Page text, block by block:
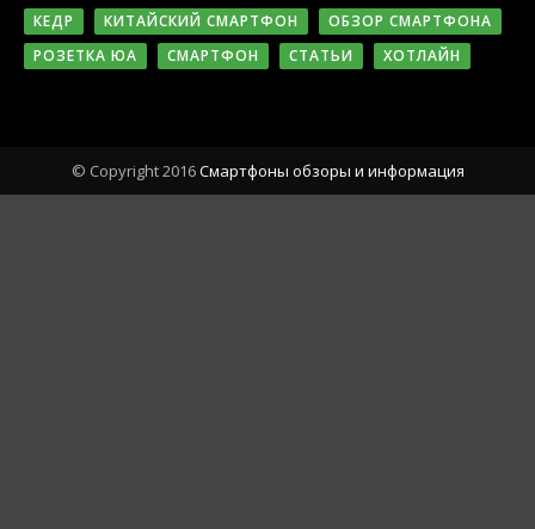
КЕДР
КИТАЙСКИЙ СМАРТФОН
ОБЗОР СМАРТФОНА
РОЗЕТКА ЮА
СМАРТФОН СТАТЬИ ХОТЛАЙН
© Copyright 2016Cмартфоны обзоры и информация